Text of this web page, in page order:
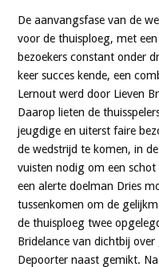
De aanvangsfase van de
voor de thuisploeg, met
bezoekers constant onder
keer succes kende, een
Lernout werd door Lieven
Daarop lieten de
jeugdige en uiterst faire
de wedstrijd te komen, in
vuisten nodig om een
een alerte doelman Dries
tussenkomen om de
de thuisploeg twee
Bridelance van dichtbij
Depoorter naast gemikt.